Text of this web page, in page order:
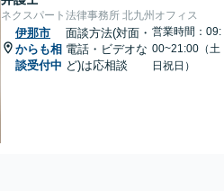
ネクスパート法律事務所 北九州オフィス
伊那市
からも相
談受付中
面談方法(対面・
電話・ビデオな
ど)は応相談
営業時間：09:
00~21:00（土
日祝日）